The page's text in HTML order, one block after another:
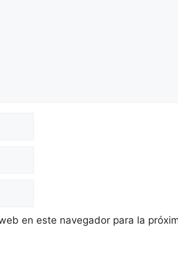
en este navegador para la